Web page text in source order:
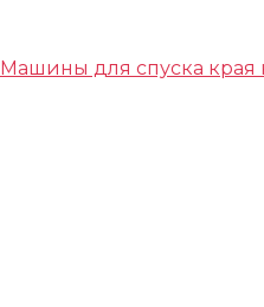
Машины для спуска края